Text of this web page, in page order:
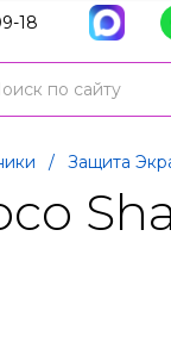
18
/ Защита